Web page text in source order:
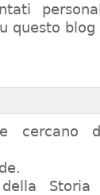
questo blog
cercano